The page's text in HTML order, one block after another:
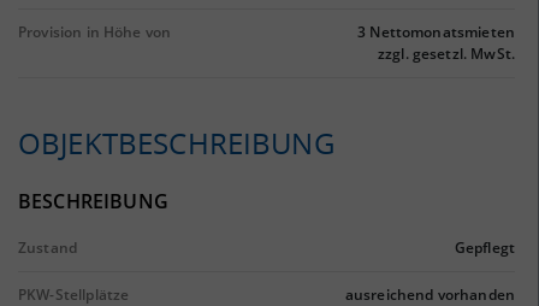
Provision in Höhe von
3 Nettomonatsmieten
zzgl. gesetzl. MwSt.
OBJEKTBESCHREIBUNG
BESCHREIBUNG
Zustand Gepflegt
PKW-Stellplätze ausreichend vorhanden